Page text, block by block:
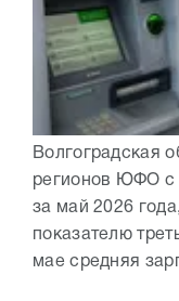
Волгоградская
регионов ЮФО с
за май 2026
показателю
мае средняя